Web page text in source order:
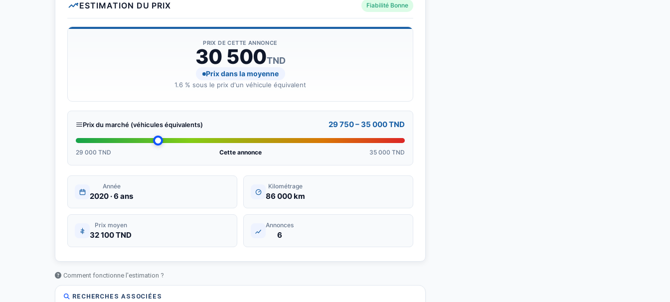
ESTIMATION DU PRIX Fiabilité Bonne
PRIX DE CETTE ANNONCE
30 500TND
Prix dans la moyenne
1.6 % sous le prix d'un véhicule équivalent
Prix du marché (véhicules équivalents) 29 750 – 35 000 TND
29 000 TND Cette annonce 35 000 TND
Année
2020 · 6 ans
Kilométrage
86 000 km
Prix moyen
32 100 TND
Annonces
6
Comment fonctionne l'estimation ?
RECHERCHES ASSOCIÉES